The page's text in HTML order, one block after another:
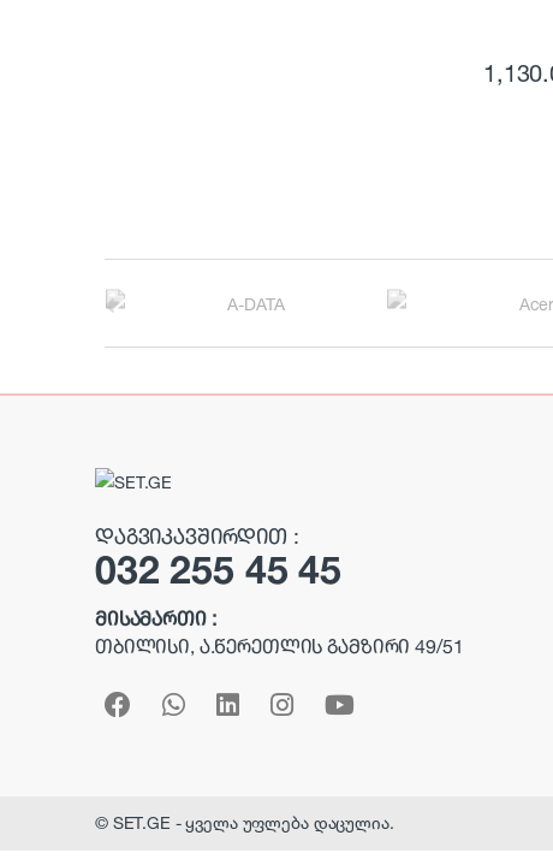
ᲓᲐᲒᲕᲘᲙᲐᲕᲨᲘᲠᲓᲘᲗ :
032 255 45 45
ᲛᲘᲡᲐᲛᲐᲠᲗᲘ :
ᲗᲑᲘᲚᲘᲡᲘ, Ა.ᲬᲔᲠᲔᲗᲚᲘᲡ ᲒᲐᲛᲖᲘᲠᲘ 49/51
© SET.GE - ყველა უფლება დაცულია.